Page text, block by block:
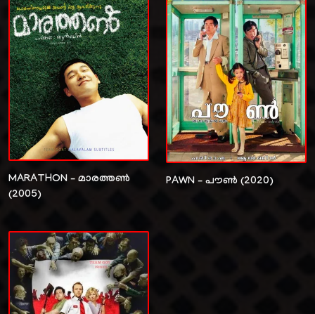
MARATHON – മാരത്തൺ
(2005)
PAWN – പൗൺ (2020)